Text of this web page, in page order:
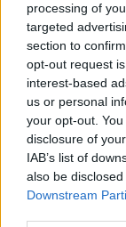
processing of
targeted
section to
opt-out request
interest-based
us or personal
your opt-out.
disclosure of
IAB’s list of
also be
Downstream
Divieto di sosta
Tintori; borgo
compreso tra via
dell’Anguillara, nel
Santa Croce; via
Stinche e piazza
compreso tra
Verrazzano; via
piazza Santa
Sempre domani,
veicoliin via
Santa Croce e